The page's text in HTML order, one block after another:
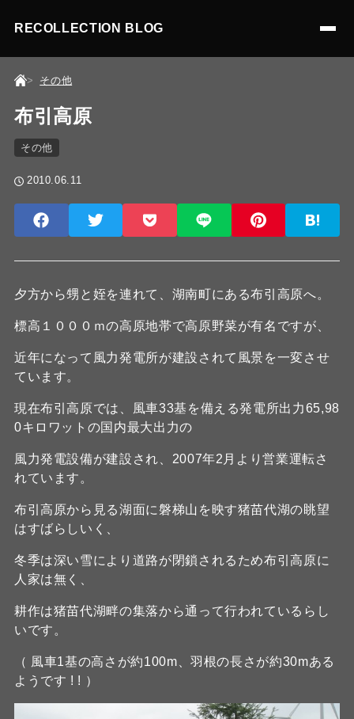
RECOLLECTION BLOG
その他
布引高原
その他
2010.06.11
夕方から甥と姪を連れて、湖南町にある布引高原へ。
標高１０００ｍの高原地帯で高原野菜が有名ですが、
近年になって風力発電所が建設されて風景を一変させ
ています。
現在布引高原では、風車33基を備える発電所出力65,98
0キロワットの国内最大出力の
風力発電設備が建設され、2007年2月より営業運転さ
れています。
布引高原から見る湖面に磐梯山を映す猪苗代湖の眺望
はすばらしいく、
冬季は深い雪により道路が閉鎖されるため布引高原に
人家は無く、
耕作は猪苗代湖畔の集落から通って行われているらし
いです。
（ 風車1基の高さが約100m、羽根の長さが約30mある
ようです ! ! ）